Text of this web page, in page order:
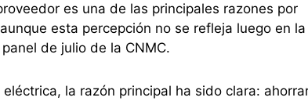
es una de las principales razones por
esta percepción no se refleja luego en la
de julio de la CNMC.
la razón principal ha sido clara: